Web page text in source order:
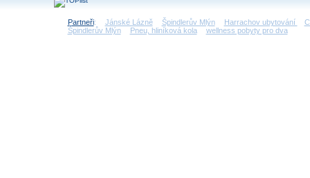
Partneři: Jánské Lázně Špindlerův Mlýn Harrachov ubytování
Špindlerův Mlýn
Pneu, hliníková kola wellness pobyty pro dva